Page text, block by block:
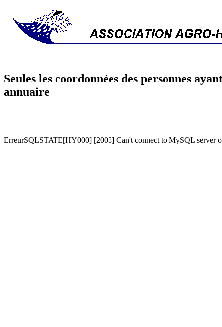
Seules les coordonnées des personnes
annuaire
ErreurSQLSTATE[HY000] [2003] Can't connect to MySQL server